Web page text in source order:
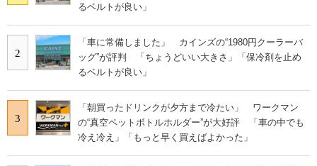
るベルトが良い」
2
「車に常備しました」 カインズの“1980円クーラーバ
ッグ”が評判 「ちょうどいい大きさ」「保冷剤を止め
るベルトが良い」
3
「朝買ったドリンクが夕方まで冷たい」 ワークマン
の“真空ペットボトルホルダー”が大好評 「車の中でも
冷え冷え」「もっと早く買えばよかった」